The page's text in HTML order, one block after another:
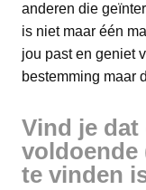
anderen die
is niet maar één
jou past en geniet
bestemming maar
Vind je
voldoende
te vinden